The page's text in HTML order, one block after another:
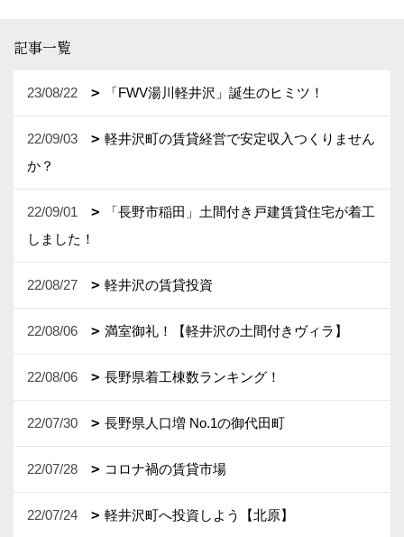
記事一覧
23/08/22 「FWV湯川軽井沢」誕生のヒミツ！
22/09/03
軽井沢町の賃貸経営で安定収入つくりません
か？
22/09/01
「長野市稲田」土間付き戸建賃貸住宅が着工
しました！
22/08/27 軽井沢の賃貸投資
22/08/06 満室御礼！【軽井沢の土間付きヴィラ】
22/08/06 長野県着工棟数ランキング！
22/07/30 長野県人口増 No.1の御代田町
22/07/28 コロナ禍の賃貸市場
22/07/24 軽井沢町へ投資しよう【北原】